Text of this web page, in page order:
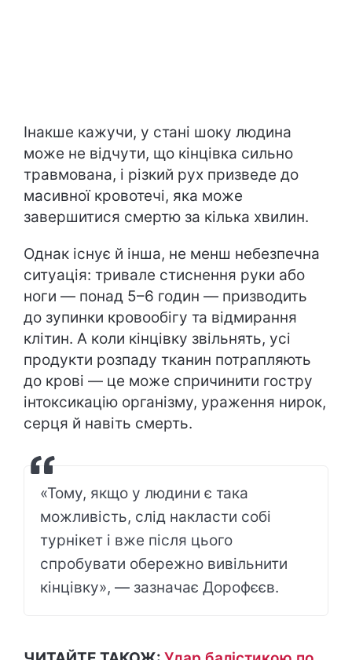
Інакше кажучи, у стані шоку людина
може не відчути, що кінцівка сильно
травмована, і різкий рух призведе до
масивної кровотечі, яка може
завершитися смертю за кілька хвилин.
Однак існує й інша, не менш небезпечна
ситуація: тривале стиснення руки або
ноги — понад 5–6 годин — призводить
до зупинки кровообігу та відмирання
клітин. А коли кінцівку звільнять, усі
продукти розпаду тканин потрапляють
до крові — це може спричинити гостру
інтоксикацію організму, ураження нирок,
серця й навіть смерть.
«Тому, якщо у людини є така
можливість, слід накласти собі
турнікет і вже після цього
спробувати обережно вивільнити
кінцівку», — зазначає Дорофєєв.